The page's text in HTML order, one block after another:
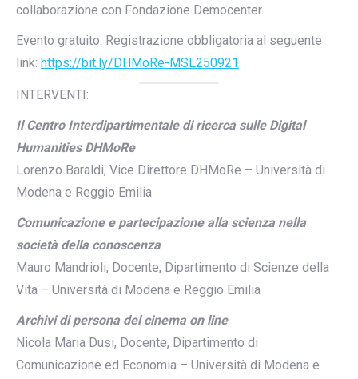
collaborazione con Fondazione Democenter.
Evento gratuito. Registrazione obbligatoria al seguente
link: https://bit.ly/DHMoRe-MSL250921
INTERVENTI:
Il Centro Interdipartimentale di ricerca sulle Digital
Humanities DHMoRe
Lorenzo Baraldi, Vice Direttore DHMoRe – Università di
Modena e Reggio Emilia
Comunicazione e partecipazione alla scienza nella
società della conoscenza
Mauro Mandrioli, Docente, Dipartimento di Scienze della
Vita – Università di Modena e Reggio Emilia
Archivi di persona del cinema on line
Nicola Maria Dusi, Docente, Dipartimento di
Comunicazione ed Economia – Università di Modena e